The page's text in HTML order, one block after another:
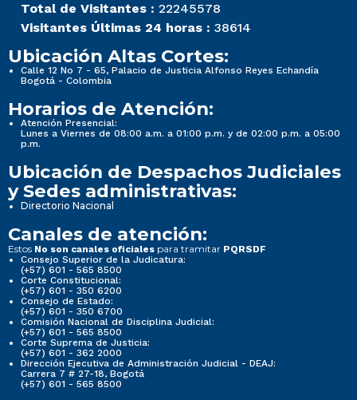
Total de Visitantes : 22245578
Visitantes Últimas 24 horas : 38614
Ubicación Altas Cortes:
Calle 12 No 7 - 65, Palacio de Justicia Alfonso Reyes Echandía
Bogotá - Colombia
Horarios de Atención:
Atención Presencial:
Lunes a Viernes de 08:00 a.m. a 01:00 p.m. y de 02:00 p.m. a 05:00
p.m.
Ubicación de Despachos Judiciales
y Sedes administrativas:
Directorio Nacional
Canales de atención:
Estos No son canales oficiales para tramitar PQRSDF
Consejo Superior de la Judicatura:
(+57) 601 - 565 8500
Corte Constitucional:
(+57) 601 - 350 6200
Consejo de Estado:
(+57) 601 - 350 6700
Comisión Nacional de Disciplina Judicial:
(+57) 601 - 565 8500
Corte Suprema de Justicia:
(+57) 601 - 362 2000
Dirección Ejecutiva de Administración Judicial - DEAJ:
Carrera 7 # 27-18, Bogotá
(+57) 601 - 565 8500